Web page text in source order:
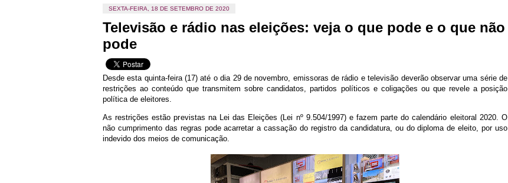
SEXTA-FEIRA, 18 DE SETEMBRO DE 2020
Televisão e rádio nas eleições: veja o que pode e o que não
pode
Desde esta quinta-feira (17) até o dia 29 de novembro, emissoras de rádio e televisão deverão observar uma série de
restrições ao conteúdo que transmitem sobre candidatos, partidos políticos e coligações ou que revele a posição
política de eleitores.
As restrições estão previstas na Lei das Eleições (Lei nº 9.504/1997) e fazem parte do calendário eleitoral 2020. O
não cumprimento das regras pode acarretar a cassação do registro da candidatura, ou do diploma de eleito, por uso
indevido dos meios de comunicação.